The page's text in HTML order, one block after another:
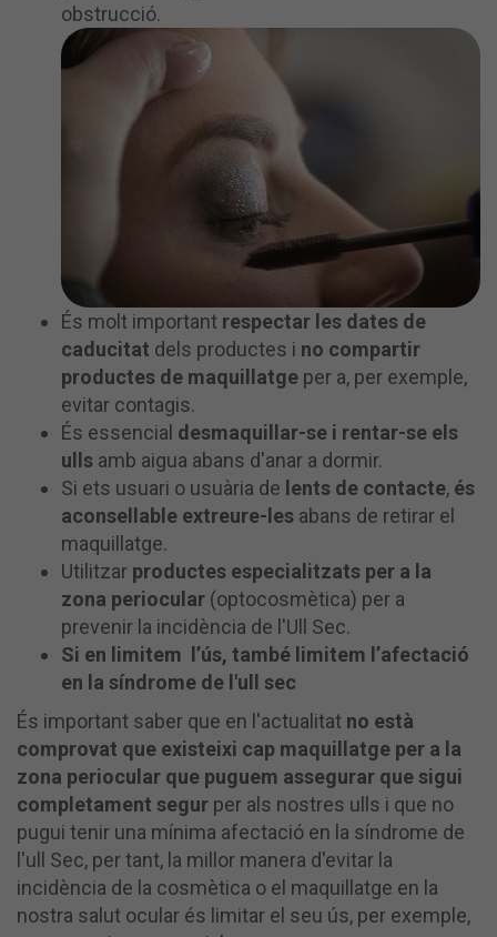
obstrucció.
És molt important respectar les dates de
caducitat dels productes i no compartir
productes de maquillatge per a, per exemple,
evitar contagis.
És essencial desmaquillar-se i rentar-se els
ulls amb aigua abans d'anar a dormir.
Si ets usuari o usuària de lents de contacte, és
aconsellable extreure-les abans de retirar el
maquillatge.
Utilitzar productes especialitzats per a la
zona periocular (optocosmètica) per a
prevenir la incidència de l'Ull Sec.
Si en limitem l’ús, també limitem l’afectació
en la síndrome de l'ull sec
És important saber que en l'actualitat no està
comprovat que existeixi cap maquillatge per a la
zona periocular que puguem assegurar que sigui
completament segur per als nostres ulls i que no
pugui tenir una mínima afectació en la síndrome de
l'ull Sec, per tant, la millor manera d'evitar la
incidència de la cosmètica o el maquillatge en la
nostra salut ocular és limitar el seu ús, per exemple,